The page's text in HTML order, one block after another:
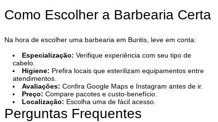
Como Escolher a Barbearia Certa
Na hora de escolher uma barbearia em Buritis, leve em conta:
Especialização: Verifique experiência com seu tipo de
cabelo.
Higiene: Prefira locais que esterilizam equipamentos entre
atendimentos.
Avaliações: Confira Google Maps e Instagram antes de ir.
Preço: Compare pacotes e custo-benefício.
Localização: Escolha uma de fácil acesso.
Perguntas Frequentes